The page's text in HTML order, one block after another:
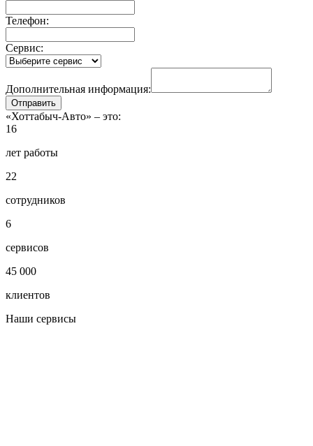
Телефон:
Сервис:
Дополнительная информация:
«Хоттабыч-Авто» – это:
16
лет работы
22
сотрудников
6
сервисов
45 000
клиентов
Наши сервисы